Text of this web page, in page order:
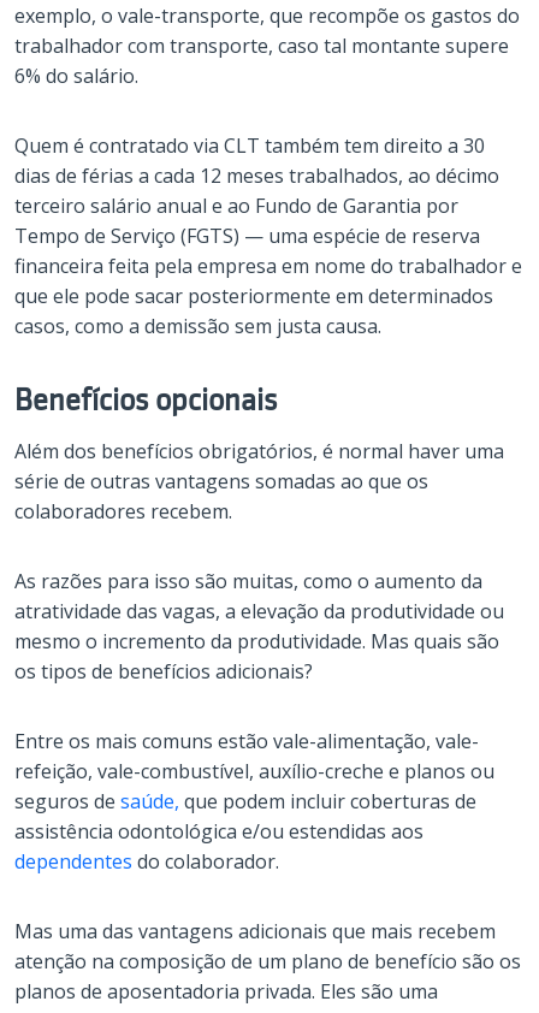
exemplo, o vale-transporte, que recompõe os gastos do
trabalhador com transporte, caso tal montante supere
6% do salário.
Quem é contratado via CLT também tem direito a 30
dias de férias a cada 12 meses trabalhados, ao décimo
terceiro salário anual e ao Fundo de Garantia por
Tempo de Serviço (FGTS) — uma espécie de reserva
financeira feita pela empresa em nome do trabalhador e
que ele pode sacar posteriormente em determinados
casos, como a demissão sem justa causa.
Benefícios opcionais
Além dos benefícios obrigatórios, é normal haver uma
série de outras vantagens somadas ao que os
colaboradores recebem.
As razões para isso são muitas, como o aumento da
atratividade das vagas, a elevação da produtividade ou
mesmo o incremento da produtividade. Mas quais são
os tipos de benefícios adicionais?
Entre os mais comuns estão vale-alimentação, vale-
refeição, vale-combustível, auxílio-creche e planos ou
seguros de saúde, que podem incluir coberturas de
assistência odontológica e/ou estendidas aos
dependentes do colaborador.
Mas uma das vantagens adicionais que mais recebem
atenção na composição de um plano de benefício são os
planos de aposentadoria privada. Eles são uma